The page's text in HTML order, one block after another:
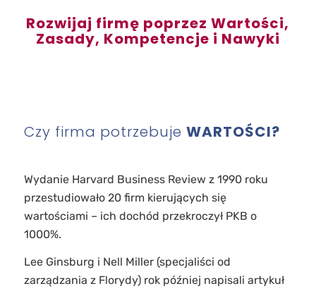
Rozwijaj firmę poprzez Wartości,
Zasady, Kompetencje i Nawyki
Czy firma potrzebuje WARTOŚCI?
Wydanie Harvard Business Review z 1990 roku
przestudiowało 20 firm kierujących się
wartościami – ich dochód przekroczył PKB o
1000%.
Lee Ginsburg i Nell Miller (specjaliści od
zarządzania z Florydy) rok później napisali artykuł